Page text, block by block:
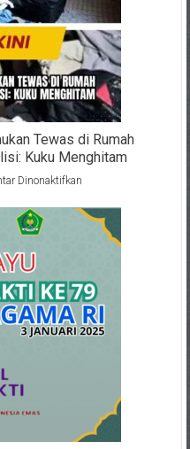
Tewas di Rumah
Kuku Menghitam
Dinonaktifkanpada
Calon
Pengantin
Ditemukan
Rumah
Mertua
Jelang
Pernikahan,